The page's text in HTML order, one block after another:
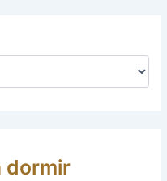
dormir